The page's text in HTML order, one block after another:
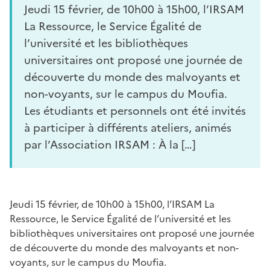
Jeudi 15 février, de 10h00 à 15h00, l’IRSAM
La Ressource, le Service Égalité de
l’université et les bibliothèques
universitaires ont proposé une journée de
découverte du monde des malvoyants et
non-voyants, sur le campus du Moufia.
Les étudiants et personnels ont été invités
à participer à différents ateliers, animés
par l’Association IRSAM : À la […]
Jeudi 15 février, de 10h00 à 15h00, l’IRSAM La
Ressource, le Service Égalité de l’université et les
bibliothèques universitaires ont proposé une journée
de découverte du monde des malvoyants et non-
voyants, sur le campus du Moufia.